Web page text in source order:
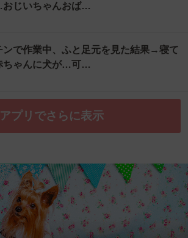
じいちゃんおば…
ンで作業中、ふと足元を見た結果→寝て
ちゃんに犬が…可…
アプリでさらに表示